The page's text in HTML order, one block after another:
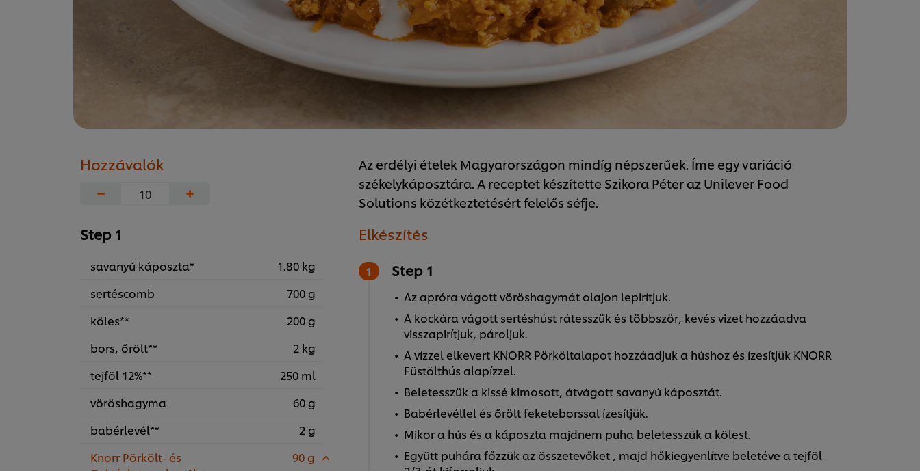
Hozzávalók
−
+
Step 1
savanyú káposzta*
1.80 kg
sertéscomb
700 g
köles**
200 g
bors, őrölt**
2 kg
tejföl 12%**
250 ml
vöröshagyma
60 g
babérlevél**
2 g
Knorr Pörkölt- és
90 g
Az erdélyi ételek Magyarországon mindíg népszerűek. Íme egy variáció
székelykáposztára. A receptet készítette Szikora Péter az Unilever Food
Solutions közétkeztetésért felelős séfje.
Elkészítés
Step 1
Az apróra vágott vöröshagymát olajon lepirítjuk.
A kockára vágott sertéshúst rátesszük és többször, kevés vizet hozzáadva
visszapirítjuk, pároljuk.
A vízzel elkevert KNORR Pörköltalapot hozzáadjuk a húshoz és ízesítjük KNORR
Füstölthús alapízzel.
Beletesszük a kissé kimosott, átvágott savanyú káposztát.
Babérlevéllel és őrölt feketeborssal ízesítjük.
Mikor a hús és a káposzta majdnem puha beletesszük a kölest.
Együtt puhára főzzük az összetevőket , majd hőkiegyenlítve beletéve a tejföl